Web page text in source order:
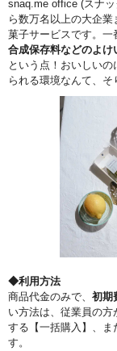
snaq.me office (スナ
ら数万名以上の大企
菓子サービスです。一
合成保存料などのよ
という点！おいしい
られる環境なんて、そ
◆利用方法
商品代金のみで、 初期
い方法は、従業員の方
する【一括購入】、ま
す。